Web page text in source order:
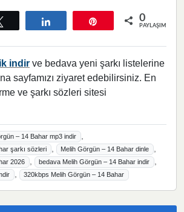
0
PAYLAŞIMLAR
indir ve bedava yeni şarkı listelerine
sayfamızı ziyaret edebilirsiniz. En
ve şarkı sözleri sitesi
– 14 Bahar mp3 indir ,
şarkı sözleri , Melih Görgün – 14 Bahar dinle ,
2026 , bedava Melih Görgün – 14 Bahar indir ,
, 320kbps Melih Görgün – 14 Bahar